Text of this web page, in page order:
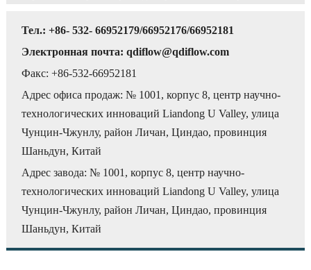
Тел.: +86- 532- 66952179/66952176/66952181
Электронная почта: qdiflow@qdiflow.com
Факс: +86-532-66952181
Адрес офиса продаж: № 1001, корпус 8, центр научно-
технологических инноваций Liandong U Valley, улица
Чунцин-Чжунлу, район Личан, Циндао, провинция
Шаньдун, Китай
Адрес завода: № 1001, корпус 8, центр научно-
технологических инноваций Liandong U Valley, улица
Чунцин-Чжунлу, район Личан, Циндао, провинция
Шаньдун, Китай